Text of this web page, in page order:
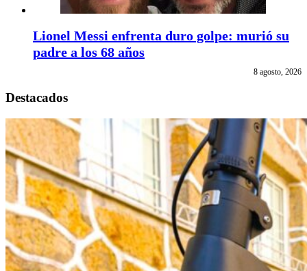
Lionel Messi enfrenta duro golpe: murió su
padre a los 68 años
8 agosto, 2026
Destacados